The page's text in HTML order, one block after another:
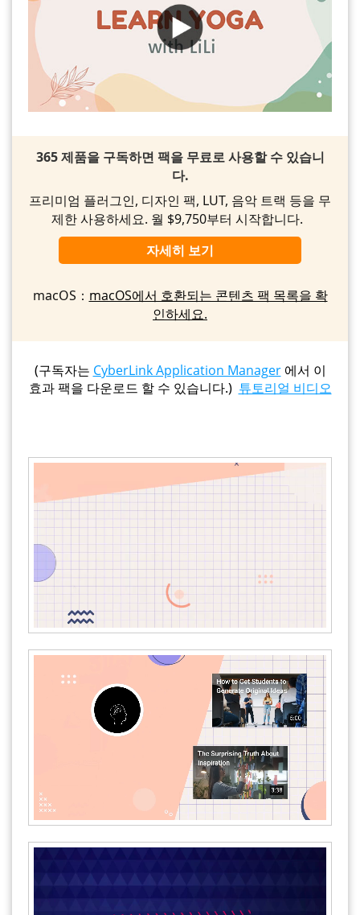
365 제품을 구독하면 팩을 무료로 사용할 수 있습니
다.
프리미엄 플러그인, 디자인 팩, LUT, 음악 트랙 등을 무
제한 사용하세요. 월 $9,750부터 시작합니다.
자세히 보기
macOS： macOS에서 호환되는 콘텐츠 팩 목록을 확
인하세요.
(구독자는 CyberLink Application Manager에서 이
효과 팩을 다운로드 할 수 있습니다.) 튜토리얼 비디오